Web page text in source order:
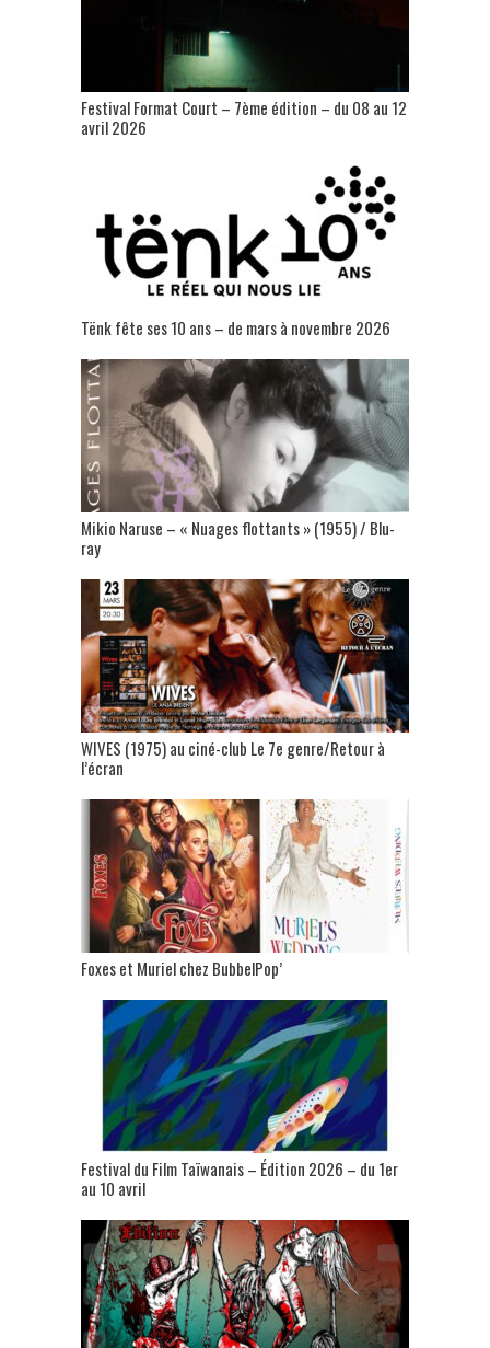
Festival Format Court – 7ème édition – du 08 au 12
avril 2026
Tënk fête ses 10 ans – de mars à novembre 2026
Mikio Naruse – « Nuages flottants » (1955) / Blu-
ray
WIVES (1975) au ciné-club Le 7e genre/Retour à
l’écran
Foxes et Muriel chez BubbelPop’
Festival du Film Taïwanais – Édition 2026 – du 1er
au 10 avril